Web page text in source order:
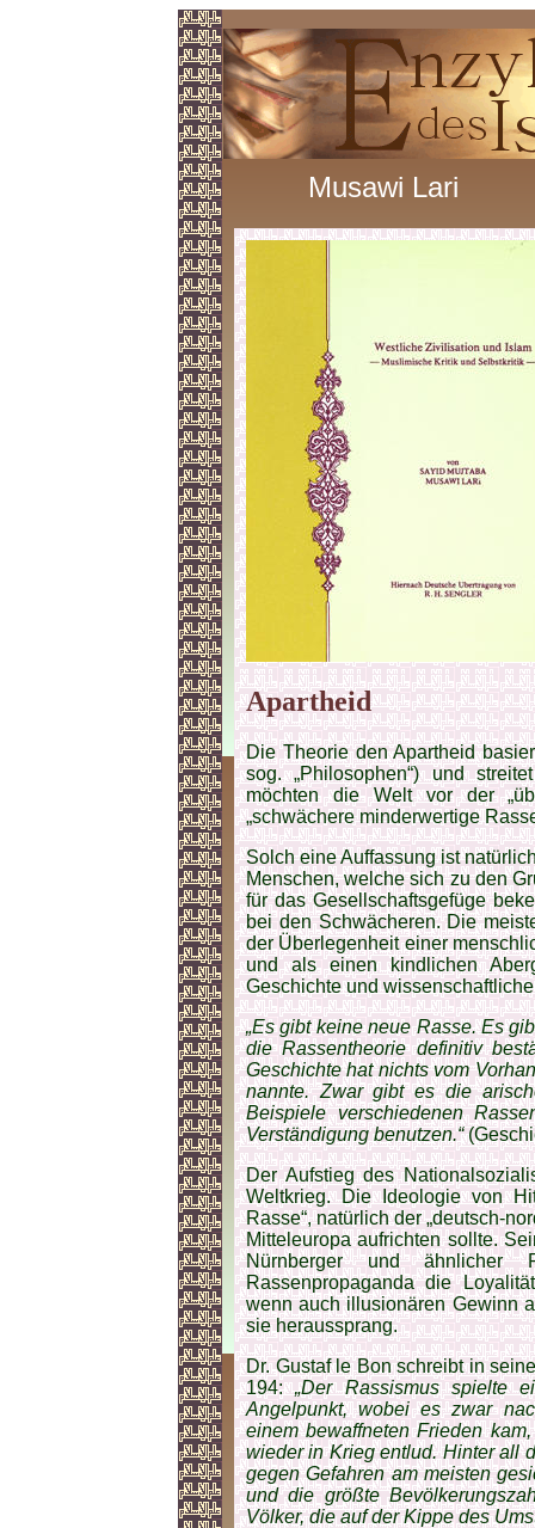
Musawi Lari
Apartheid
Die Theorie den Apartheid
sog. „Philosophen“) und
möchten die Welt vor der
„schwächere minderwertige
Solch eine Auffassung ist
Menschen, welche sich zu den
für das Gesellschaftsgefüge
bei den Schwächeren. Die
der Überlegenheit einer
und als einen kindlichen
Geschichte und
„Es gibt keine neue Rasse. Es
die Rassentheorie definitiv
Geschichte hat nichts vom
nannte. Zwar gibt es die
Beispiele verschiedenen
Verständigung benutzen.“
Der Aufstieg des
Weltkrieg. Die Ideologie von
Rasse“, natürlich der „deutsch-
Mitteleuropa aufrichten sollte.
Nürnberger und ähnlicher
Rassenpropaganda die
wenn auch illusionären Gewinn
sie heraussprang.
Dr. Gustaf le Bon schreibt in
194:„Der Rassismus spielte
Angelpunkt, wobei es zwar
einem bewaffneten Frieden
wieder in Krieg entlud. Hinter all
gegen Gefahren am meisten
und die größte
Völker, die auf der Kippe des